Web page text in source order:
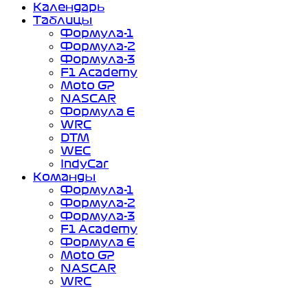
Календарь
Таблицы
Формула-1
Формула-2
Формула-3
F1 Academy
Moto GP
NASCAR
Формула Е
WRC
DTM
WEC
IndyCar
Команды
Формула-1
Формула-2
Формула-3
F1 Academy
Формула Е
Moto GP
NASCAR
WRC